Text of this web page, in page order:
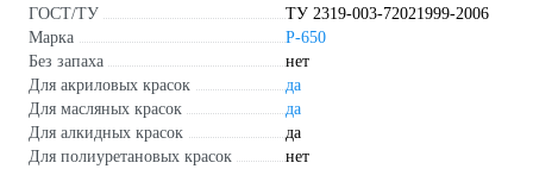
ГОСТ/ТУ
ТУ 2319-003-72021999-2006
Марка
Р-650
Без запаха
нет
Для акриловых красок
да
Для масляных красок
да
Для алкидных красок
да
Для полиуретановых красок
нет